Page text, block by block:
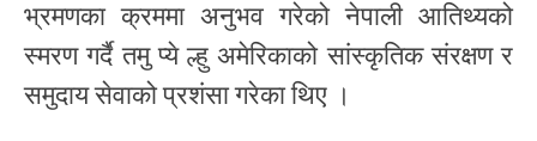
भ्रमणका क्रममा अनुभव गरेको नेपाली आतिथ्यको
स्मरण गर्दै तमु प्ये ल्हु अमेरिकाको सांस्कृतिक संरक्षण र
समुदाय सेवाको प्रशंसा गरेका थिए ।